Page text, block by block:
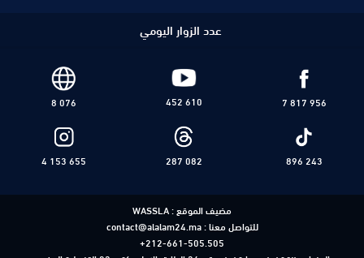
عدد الزوار اليومي
7 817 956
452 610
8 076
896 243
287 082
4 153 655
مضيف الموقع :WASSLA
للتواصل معنا :contact@alalam24.ma
+212-661-505.505